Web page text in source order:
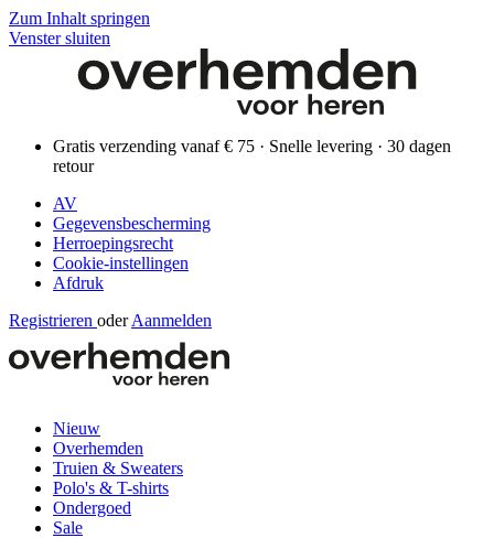
Zum Inhalt springen
Venster sluiten
Gratis verzending vanaf € 75 · Snelle levering · 30 dagen
retour
AV
Gegevensbescherming
Herroepingsrecht
Cookie-instellingen
Afdruk
Registrieren oder Aanmelden
Nieuw
Overhemden
Truien & Sweaters
Polo's & T-shirts
Ondergoed
Sale